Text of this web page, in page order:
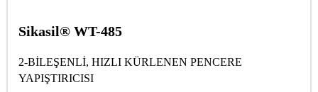
Sikasil® WT-485
2-BİLEŞENLİ, HIZLI KÜRLENEN PENCERE
YAPIŞTIRICISI